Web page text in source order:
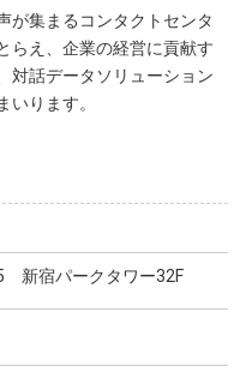
が集まるコンタクトセンタ
らえ、企業の経営に貢献す
対話データソリューション
ります。
新宿パークタワー32F